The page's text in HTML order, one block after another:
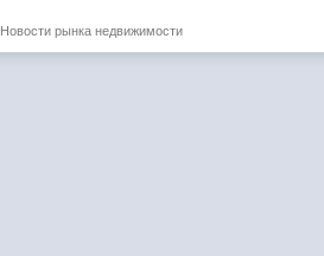
Новости рынка недвижимости